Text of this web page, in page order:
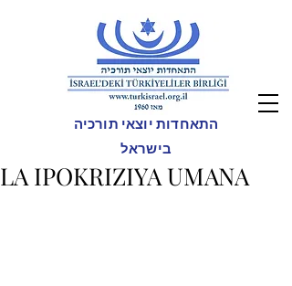
התאחדות יוצאי תורכיה
בישראל
LA IPOKRIZIYA UMANA